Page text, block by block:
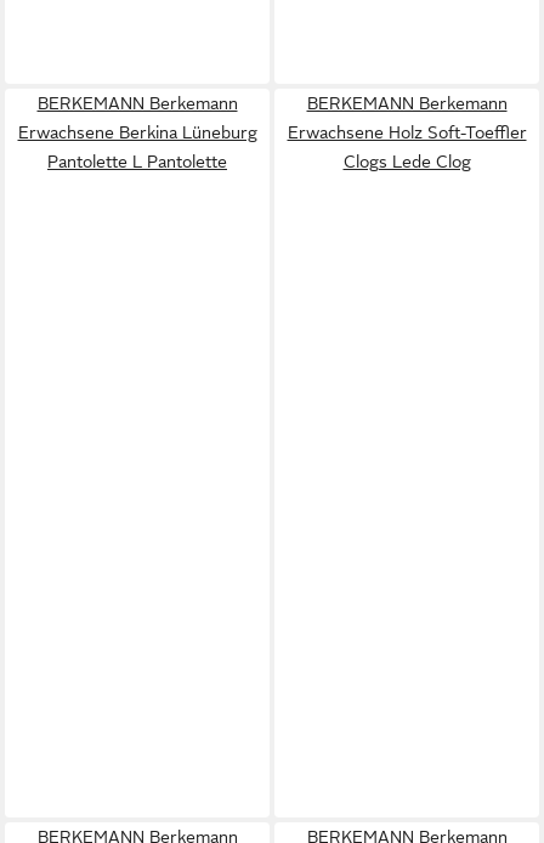
BERKEMANN Berkemann
Erwachsene Berkina Lüneburg
Pantolette L Pantolette
BERKEMANN Berkemann
Erwachsene Holz Soft-Toeffler
Clogs Lede Clog
BERKEMANN Berkemann BERKEMANN Berkemann